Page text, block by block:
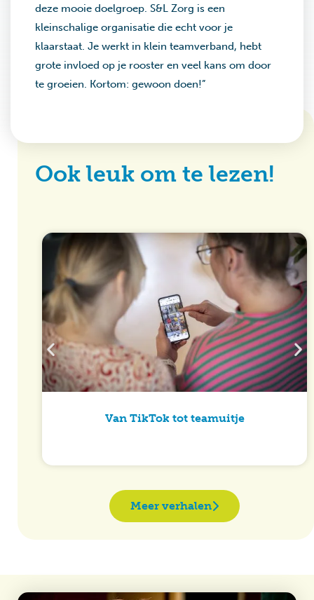
deze mooie doelgroep. S&L Zorg is een
kleinschalige organisatie die echt voor je
klaarstaat. Je werkt in klein teamverband, hebt
grote invloed op je rooster en veel kans om door
te groeien. Kortom: gewoon doen!”
Ook leuk om te lezen!
Van TikTok tot teamuitje
Meer verhalen